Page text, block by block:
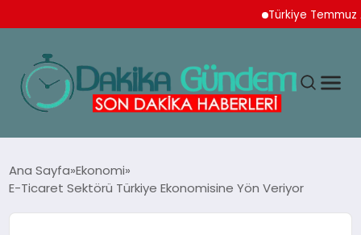
Türkiye Temmuz Ayı
Ana Sayfa Ekonomi
E-Ticaret Sektörü Türkiye Ekonomisine Yön Veriyor